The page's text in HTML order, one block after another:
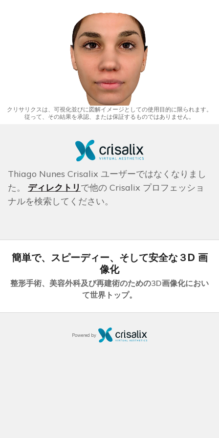
クリサリクスは、可視化並びに図解イメージとしての使用目的に限られます。
従って、その結果を承認、または保証するものではありません。
Thiago Nunes Crisalix ユーザーではなくなりまし
た。 ディレクトリ で他の Crisalix プロフェッショ
ナルを検索してください。
簡単で、スピーディー、そして安全な３D 画
像化
整形手術、美容外科及び再建術のための3D画像化におい
て世界トップ。
Powered by